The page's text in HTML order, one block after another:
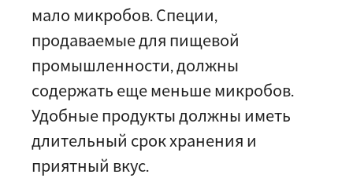
мало микробов. Специи,
продаваемые для пищевой
промышленности, должны
содержать еще меньше микробов.
Удобные продукты должны иметь
длительный срок хранения и
приятный вкус.